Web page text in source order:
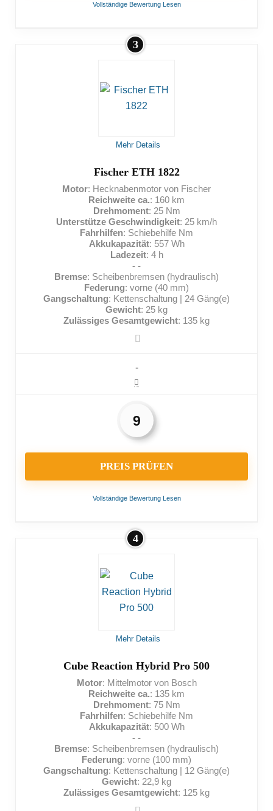
Vollständige Bewertung Lesen
Viel Spielraum mit dem hochwertigen Schaltwerk
Geringe Reichweite
Hohes Gewicht
Nicht viel Zuladung möglich
Lange Ladezeit
3
Mehr Details
Fischer ETH 1822
Motor: Hecknabenmotor von Fischer
Reichweite ca.: 160 km
Drehmoment: 25 Nm
Unterstütze Geschwindigkeit: 25 km/h
Fahrhilfen: Schiebehilfe Nm
Akkukapazität: 557 Wh
Ladezeit: 4 h
- -
Bremse: Scheibenbremsen (hydraulisch)
Federung: vorne (40 mm)
Gangschaltung: Kettenschaltung | 24 Gäng(e)
Gewicht: 25 kg
Zulässiges Gesamtgewicht: 135 kg
-
9
PREIS PRÜFEN
Vollständige Bewertung Lesen
Langlebiger Akku
Auch für sehr schwere Menschen geeignet
NACHTEILE:
Hohes Gewicht
4
Mehr Details
Cube Reaction Hybrid Pro 500
Motor: Mittelmotor von Bosch
Reichweite ca.: 135 km
Drehmoment: 75 Nm
Fahrhilfen: Schiebehilfe Nm
Akkukapazität: 500 Wh
- -
Bremse: Scheibenbremsen (hydraulisch)
Federung: vorne (100 mm)
Gangschaltung: Kettenschaltung | 12 Gäng(e)
Gewicht: 22,9 kg
Zulässiges Gesamtgewicht: 125 kg